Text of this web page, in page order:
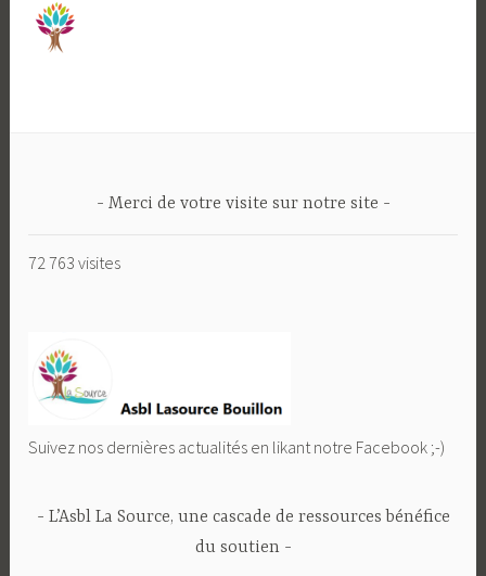
Merci de votre visite sur notre site
72 763 visites
Suivez nos dernières actualités en likant notre Facebook ;-)
L’Asbl La Source, une cascade de ressources bénéfice
du soutien